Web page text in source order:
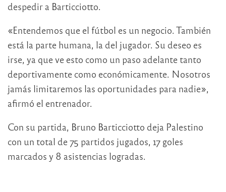
despedir a Barticciotto.
«Entendemos que el fútbol es un negocio. También
está la parte humana, la del jugador. Su deseo es
irse, ya que ve esto como un paso adelante tanto
deportivamente como económicamente. Nosotros
jamás limitaremos las oportunidades para nadie»,
afirmó el entrenador.
Con su partida, Bruno Barticciotto deja Palestino
con un total de 75 partidos jugados, 17 goles
marcados y 8 asistencias logradas.